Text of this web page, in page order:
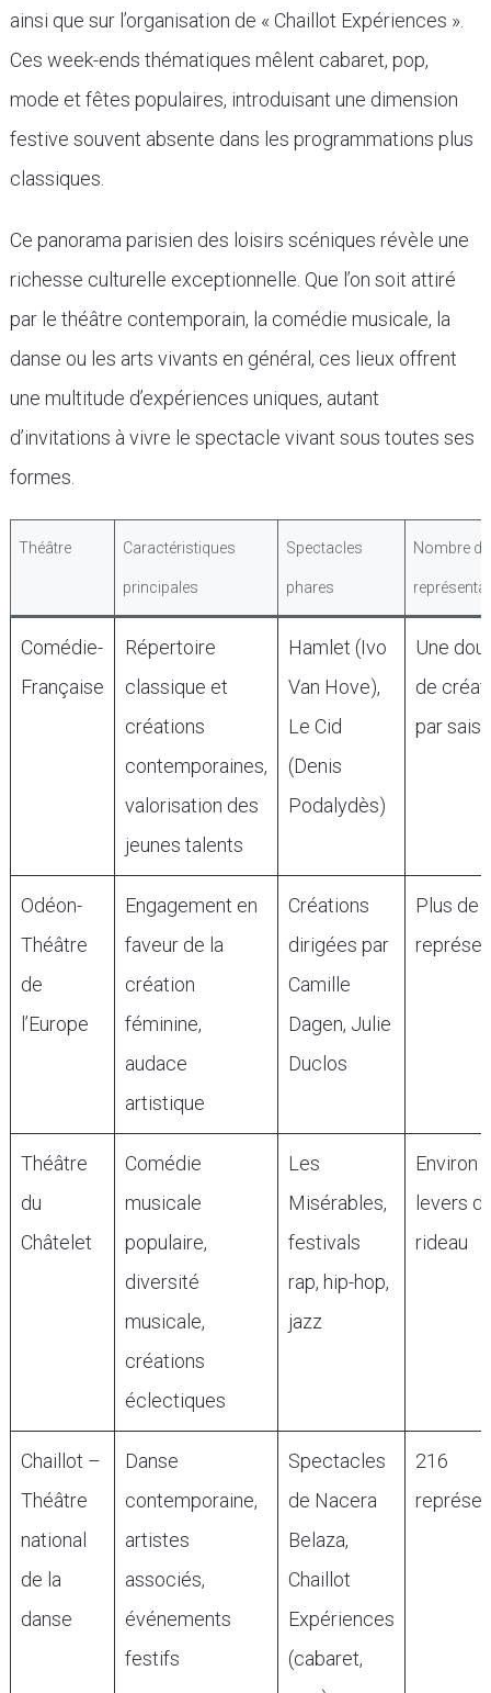
ainsi que sur l’organisation de « Chaillot Expériences ».
Ces week-ends thématiques mêlent cabaret, pop,
mode et fêtes populaires, introduisant une dimension
festive souvent absente dans les programmations plus
classiques.
Ce panorama parisien des loisirs scéniques révèle une
richesse culturelle exceptionnelle. Que l’on soit attiré
par le théâtre contemporain, la comédie musicale, la
danse ou les arts vivants en général, ces lieux offrent
une multitude d’expériences uniques, autant
d’invitations à vivre le spectacle vivant sous toutes ses
formes.
Théâtre Caractéristiques
principales
Spectacles
phares
Nombre de
Comédie-
Française
Répertoire
classique et
créations
contemporaines,
valorisation des
jeunes talents
Hamlet (Ivo
Van Hove),
Le Cid
(Denis
Podalydès)
Une
de
par
Odéon-
Théâtre
de
l’Europe
Engagement en
faveur de la
création
féminine,
audace
artistique
Créations
dirigées par
Camille
Dagen, Julie
Duclos
Plus de
Théâtre
du
Châtelet
Comédie
musicale
populaire,
diversité
musicale,
créations
éclectiques
Les
Misérables,
festivals
rap, hip-hop,
jazz
Environ
levers
rideau
Chaillot –
Théâtre
national
de la
danse
Danse
contemporaine,
artistes
associés,
événements
festifs
Spectacles
de Nacera
Belaza,
Chaillot
Expériences
(cabaret,
216